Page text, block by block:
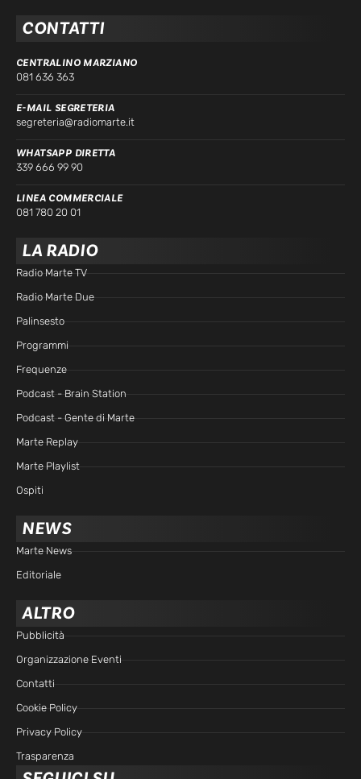
CONTATTI
CENTRALINO MARZIANO
081 636 363
E-MAIL SEGRETERIA
segreteria@radiomarte.it
WHATSAPP DIRETTA
339 666 99 90
LINEA COMMERCIALE
081 780 20 01
LA RADIO
Radio Marte TV
Radio Marte Due
Palinsesto
Programmi
Frequenze
Podcast - Brain Station
Podcast - Gente di Marte
Marte Replay
Marte Playlist
Ospiti
NEWS
Marte News
Editoriale
ALTRO
Pubblicità
Organizzazione Eventi
Contatti
Cookie Policy
Privacy Policy
Trasparenza